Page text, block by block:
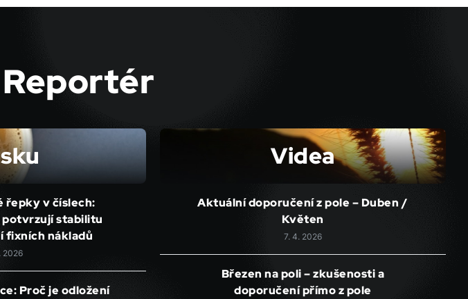
řepky v číslech:
potvrzují stabilitu
fixních nákladů
2026
Proč je odložení
Videa
Aktuální doporučení z pole – Duben /
Květen
7. 4. 2026
Březen na poli – zkušenosti a
doporučení přímo z pole